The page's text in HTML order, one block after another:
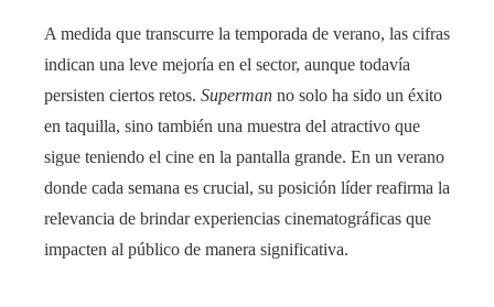
A medida que transcurre la temporada de verano, las cifras
indican una leve mejoría en el sector, aunque todavía
persisten ciertos retos. Superman no solo ha sido un éxito
en taquilla, sino también una muestra del atractivo que
sigue teniendo el cine en la pantalla grande. En un verano
donde cada semana es crucial, su posición líder reafirma la
relevancia de brindar experiencias cinematográficas que
impacten al público de manera significativa.